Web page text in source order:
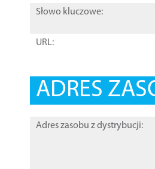
Słowo kluczowe:
URL:
ADRES
Adres zasobu z dystrybucji: